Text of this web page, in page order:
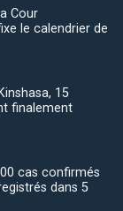
Cour
le calendrier de
15
finalement
cas confirmés
dans 5